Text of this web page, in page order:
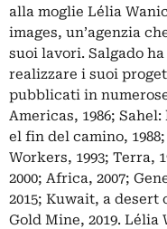
alla moglie Lélia
images, un’agenzia
suoi lavori. Salgado
realizzare i suoi
pubblicati in
Americas, 1986; Sahel:
el fin del camino,
Workers, 1993; Terra,
2000; Africa, 2007;
2015; Kuwait, a desert
Gold Mine, 2019. Lélia